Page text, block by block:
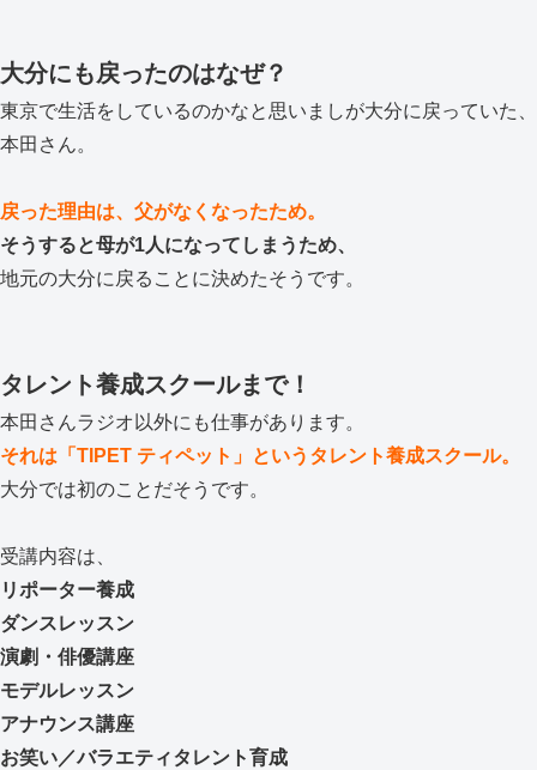
大分にも戻ったのはなぜ？
東京で生活をしているのかなと思いましが大分に戻っていた、
本田さん。
戻った理由は、父がなくなったため。
そうすると母が1人になってしまうため、
地元の大分に戻ることに決めたそうです。
タレント養成スクールまで！
本田さんラジオ以外にも仕事があります。
それは「TIPET ティペット」というタレント養成スクール。
大分では初のことだそうです。
受講内容は、
リポーター養成
ダンスレッスン
演劇・俳優講座
モデルレッスン
アナウンス講座
お笑い／バラエティタレント育成